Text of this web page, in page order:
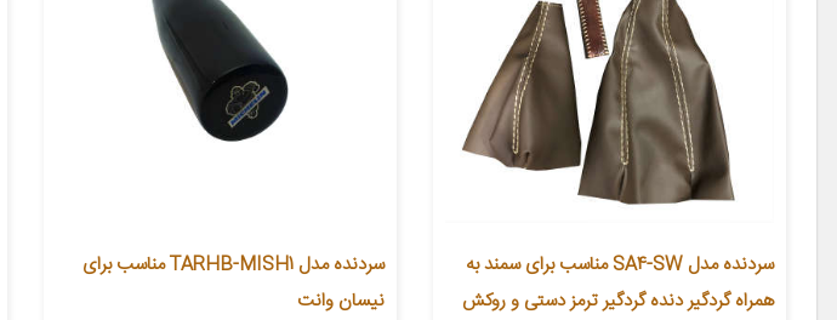
سردنده مدل SA4-SW مناسب برای سمند به
همراه گردگیر دنده گردگیر ترمز دستی و روکش
سردنده مدل TARHB-MISH1 مناسب برای
نیسان وانت